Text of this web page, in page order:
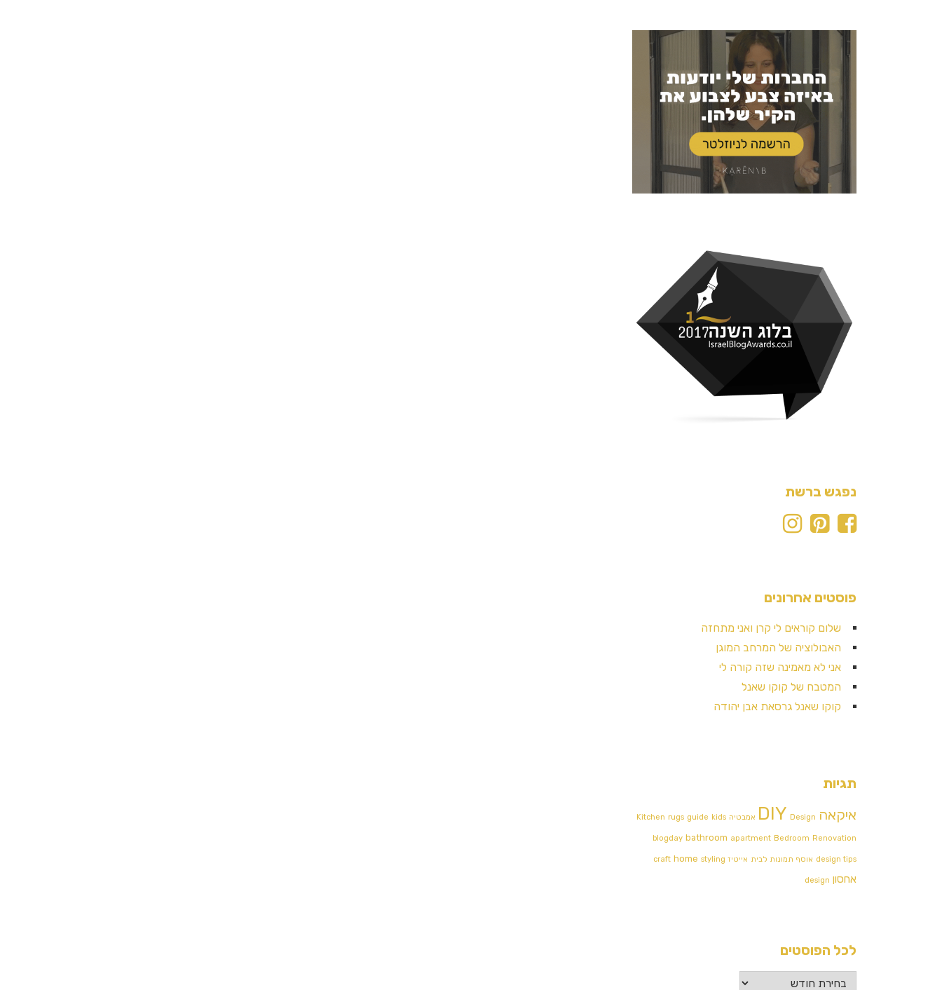
נפגש ברשת
פוסטים אחרונים
שלום קוראים לי קרן ואני מתחזה
האבולוציה של המרחב המוגן
אני לא מאמינה שזה קורה לי
המטבח של קוקו שאנל
קוקו שאנל גרסאת אבן יהודה
תגיות
איקאה
DIY Design אמבטיה Kitchen rugs guide kids
blogday bathroom apartment Bedroom Renovation
design tips אוסף תמונות לבית אייטיז craft home styling
אחסון design
לכל הפוסטים
לכל